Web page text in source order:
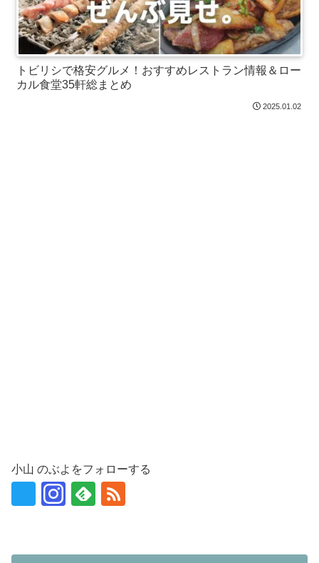
トビリシで格安グルメ！おすすめレストラン情報＆ロー
カル食堂35軒総まとめ
2025.01.02
小山 のぶよをフォローする